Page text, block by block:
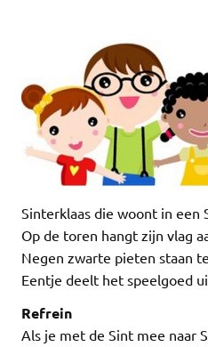
Sinterklaas die woont in een
Op de toren hangt zijn vlag
Negen zwarte pieten staan
Eentje deelt het speelgoed
Refrein
Als je met de Sint mee naar